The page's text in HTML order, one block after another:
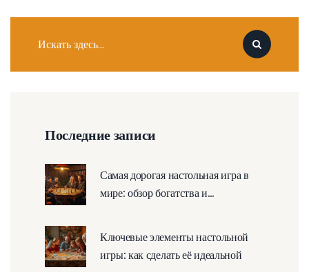
Последние записи
Самая дорогая настольная игра в
мире: обзор богатства и
Ключевые элементы настольной
игры: как сделать её идеальной